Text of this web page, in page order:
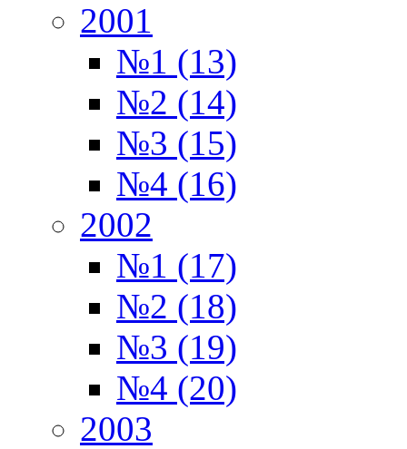
2001
№1 (13)
№2 (14)
№3 (15)
№4 (16)
2002
№1 (17)
№2 (18)
№3 (19)
№4 (20)
2003